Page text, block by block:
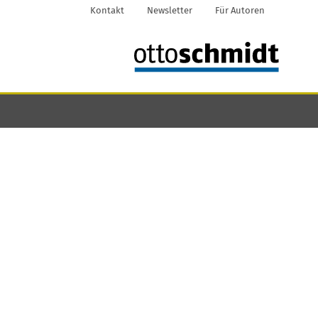
Kontakt Newsletter Für Autoren